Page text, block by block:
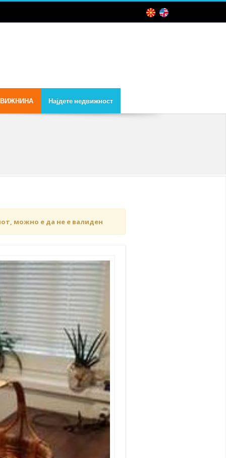
Најдете недвижност
можно е да не е валиден